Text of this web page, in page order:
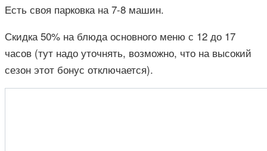
Есть своя парковка на 7-8 машин.
Скидка 50% на блюда основного меню с 12 до 17
часов (тут надо уточнять, возможно, что на высокий
сезон этот бонус отключается).